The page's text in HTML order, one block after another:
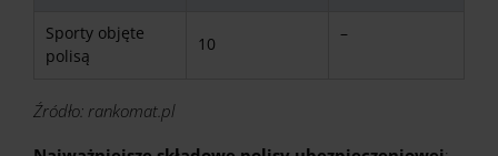
Sporty objęte
polisą
10
–
Źródło: rankomat.pl